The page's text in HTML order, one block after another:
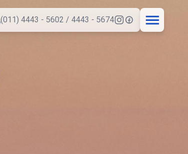
(011) 4443 - 5602 / 4443 - 5674